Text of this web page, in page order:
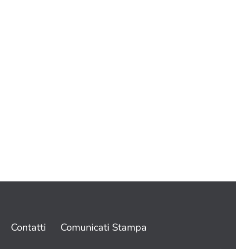
Contatti Comunicati Stampa